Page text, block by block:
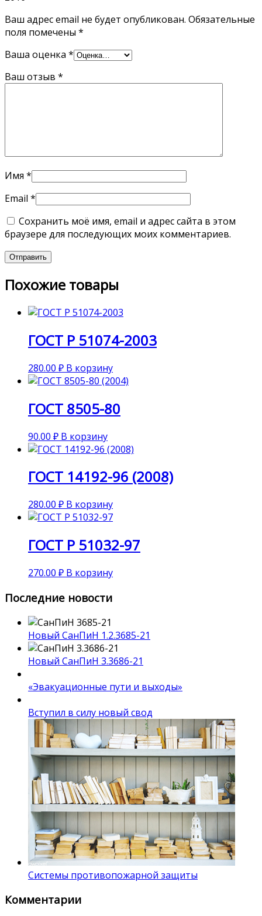
Ваш адрес email не будет опубликован. Обязательные
поля помечены *
Ваша оценка *
Ваш отзыв *
Имя *
Email *
Сохранить моё имя, email и адрес сайта в этом
браузере для последующих моих комментариев.
Похожие товары
ГОСТ Р 51074-2003
280.00 ₽ В корзину
ГОСТ 8505-80
90.00 ₽ В корзину
ГОСТ 14192-96 (2008)
280.00 ₽ В корзину
ГОСТ Р 51032-97
270.00 ₽ В корзину
Последние новости
Новый СанПиН 1.2.3685-21
Новый СанПиН 3.3686-21
«Эвакуационные пути и выходы»
Вступил в силу новый свод
Системы противопожарной защиты
Комментарии